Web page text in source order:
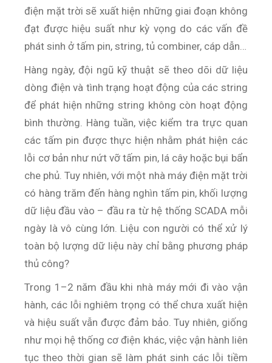
điện mặt trời sẽ xuất hiện những giai đoạn không
đạt được hiệu suất như kỳ vọng do các vấn đề
phát sinh ở tấm pin, string, tủ combiner, cáp dẫn…
Hàng ngày, đội ngũ kỹ thuật sẽ theo dõi dữ liệu
dòng điện và tình trạng hoạt động của các string
để phát hiện những string không còn hoạt động
bình thường. Hàng tuần, việc kiểm tra trực quan
các tấm pin được thực hiện nhằm phát hiện các
lỗi cơ bản như nứt vỡ tấm pin, lá cây hoặc bụi bẩn
che phủ. Tuy nhiên, với một nhà máy điện mặt trời
có hàng trăm đến hàng nghìn tấm pin, khối lượng
dữ liệu đầu vào – đầu ra từ hệ thống SCADA mỗi
ngày là vô cùng lớn. Liệu con người có thể xử lý
toàn bộ lượng dữ liệu này chỉ bằng phương pháp
thủ công?
Trong 1–2 năm đầu khi nhà máy mới đi vào vận
hành, các lỗi nghiêm trọng có thể chưa xuất hiện
và hiệu suất vẫn được đảm bảo. Tuy nhiên, giống
như mọi hệ thống cơ điện khác, việc vận hành liên
tục theo thời gian sẽ làm phát sinh các lỗi tiềm